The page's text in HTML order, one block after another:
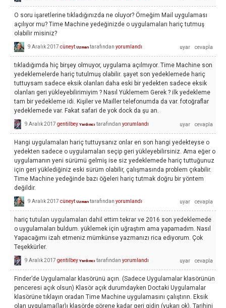
O soru işaretlerine tıkladığınızda ne oluyor? Örneğim Mail uygulaması
açılıyor mu? Time Machine yedeğinizde o uygulamaları hariç tutmuş
olabilir misiniz?
9 Aralık 2017 cüneyt Uzman tarafından yorumlandı
tıkladığımda hiç birşey olmuyor, uygulama açılmıyor. Time Machine son
yedeklemelerde hariç tutulmuş olabilir. şayet son yedeklemede hariç
tuttuysam sadece eksik olanları daha eski bir yedekten sadece eksik
olanları geri yükleyebilirimiyim ? Nasıl Yüklemem Gerek ? ilk yedekleme
tam bir yedekleme idi. Kişiler ve Mailler telefonumda da var. fotoğraflar
yedeklemede var. Fakat safari de yok dock da şu an.
9 Aralık 2017 gentilbey Yardımcı tarafından yorumlandı
Hangi uygulamaları hariç tuttuysanız onlar en son hangi yedekteyse o
yedekten sadece o uygulamaları seçip geri yükleyebilirsiniz. Ama eğer o
uygulamanın yeni sürümü gelmiş ise siz yedeklemede hariç tuttuğunuz
için geri yüklediğiniz eski sürüm olabilir, çalışmasında problem çıkabilir.
Time Machine yedeğinde bazı öğeleri hariç tutmak doğru bir yöntem
değildir.
9 Aralık 2017 cüneyt Uzman tarafından yorumlandı
hariç tutulan uygulamaları dahil ettim tekrar ve 2016 son yedeklemede
o uygulamaları buldum. yüklemek için uğraştım ama yapamadım. Nasıl
Yapacağımı izah etmeniz mümkünse yazmanızı rica ediyorum. Çok
Teşekkürler.
9 Aralık 2017 gentilbey Yardımcı tarafından yorumlandı
Finder’de Uygulamalar klasörünü açın. (Sadece Uygulamalar klasörünün
penceresi açık olsun) Klasör açık durumdayken Doctaki Uygulamalar
klasörüne tıklayın oradan Time Machine uygulamasını çalıştırın. Eksik
olan uygulama(lar)ı klasörde görene kadar geri gidin (yukarı ok). Tarihini